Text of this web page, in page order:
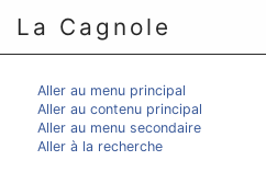
La Cagnole
Aller au menu principal
Aller au contenu principal
Aller au menu secondaire
Aller à la recherche